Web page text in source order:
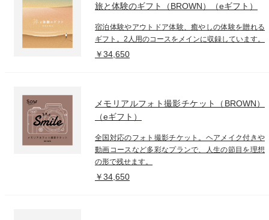
旅と体験のギフト（BROWN）（eギフト）
宿泊体験やアウトドア体験、癒やしの体験を贈れる
ギフト。2人用のコースをメインに収録しています。
￥34,650
メモリアルフォト撮影チケット（BROWN）
（eギフト）
全国対応のフォト撮影チケット。ヘアメイク付きや
動画コースなど多彩なプランで、人生の節目を理想
の形で残せます。
￥34,650